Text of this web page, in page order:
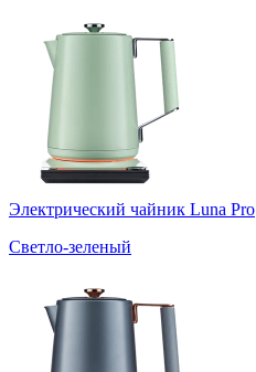
Электрический чайник Luna Pro
Светло-зеленый